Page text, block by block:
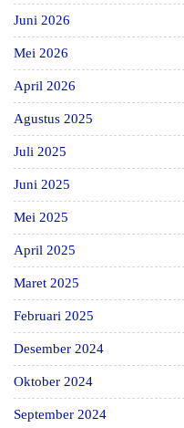
Juni 2026
Mei 2026
April 2026
Agustus 2025
Juli 2025
Juni 2025
Mei 2025
April 2025
Maret 2025
Februari 2025
Desember 2024
Oktober 2024
September 2024